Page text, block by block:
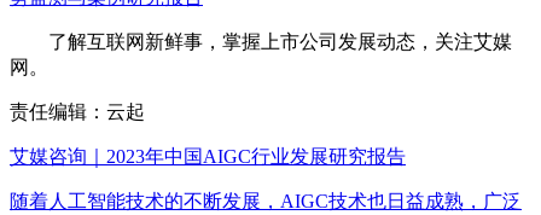
了解互联网新鲜事，掌握上市公司发展动态，关注艾媒
网。
责任编辑：云起
艾媒咨询｜2023年中国AIGC行业发展研究报告
随着人工智能技术的不断发展，AIGC技术也日益成熟，广泛